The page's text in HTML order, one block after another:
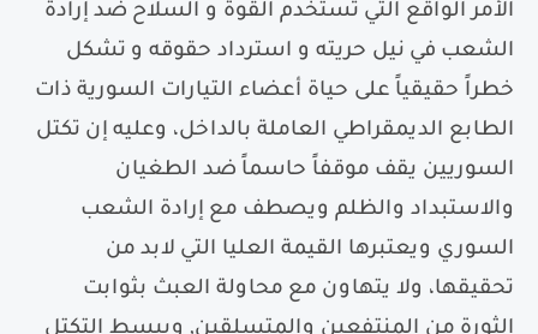
الأمر الواقع التي تستخدم القوة و السلاح ضد إرادة
الشعب في نيل حريته و استرداد حقوقه و تشكل
خطراً حقيقياً على حياة أعضاء التيارات السورية ذات
الطابع الديمقراطي العاملة بالداخل، وعليه إن تكتل
السوريين يقف موقفاً حاسماً ضد الطغيان
والاستبداد والظلم ويصطف مع إرادة الشعب
السوري ويعتبرها القيمة العليا التي لابد من
تحقيقها، ولا يتهاون مع محاولة العبث بثوابت